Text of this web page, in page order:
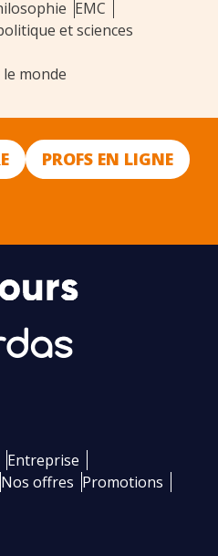
EMC
et sciences
monde
PROFS EN LIGNE
Entreprise
Nos offres Promotions